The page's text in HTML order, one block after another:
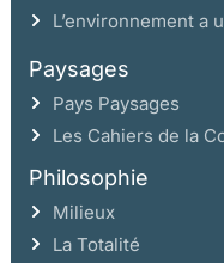
L’environnement a
Paysages
Pays Paysages
Les Cahiers de la
Philosophie
Milieux
La Totalité